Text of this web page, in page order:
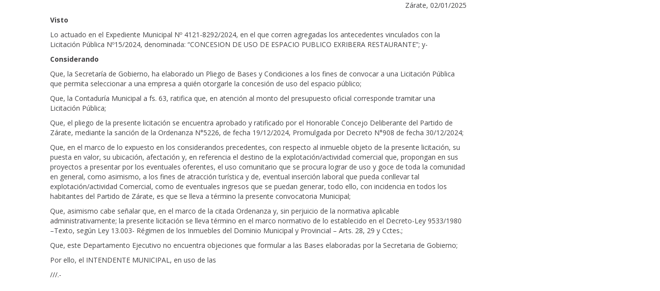
Zárate, 02/01/2025
Visto
Lo actuado en el Expediente Municipal Nº 4121-8292/2024, en el que corren agregadas los antecedentes vinculados con la
Licitación Pública Nº15/2024, denominada: “CONCESION DE USO DE ESPACIO PUBLICO EXRIBERA RESTAURANTE”; y-
Considerando
Que, la Secretaría de Gobierno, ha elaborado un Pliego de Bases y Condiciones a los fines de convocar a una Licitación Pública
que permita seleccionar a una empresa a quién otorgarle la concesión de uso del espacio público;
Que, la Contaduría Municipal a fs. 63, ratifica que, en atención al monto del presupuesto oficial corresponde tramitar una
Licitación Pública;
Que, el pliego de la presente licitación se encuentra aprobado y ratificado por el Honorable Concejo Deliberante del Partido de
Zárate, mediante la sanción de la Ordenanza N°5226, de fecha 19/12/2024, Promulgada por Decreto N°908 de fecha 30/12/2024;
Que, en el marco de lo expuesto en los considerandos precedentes, con respecto al inmueble objeto de la presente licitación, su
puesta en valor, su ubicación, afectación y, en referencia el destino de la explotación/actividad comercial que, propongan en sus
proyectos a presentar por los eventuales oferentes, el uso comunitario que se procura lograr de uso y goce de toda la comunidad
en general, como asimismo, a los fines de atracción turística y de, eventual inserción laboral que pueda conllevar tal
explotación/actividad Comercial, como de eventuales ingresos que se puedan generar, todo ello, con incidencia en todos los
habitantes del Partido de Zárate, es que se lleva a término la presente convocatoria Municipal;
Que, asimismo cabe señalar que, en el marco de la citada Ordenanza y, sin perjuicio de la normativa aplicable
administrativamente; la presente licitación se lleva término en el marco normativo de lo establecido en el Decreto-Ley 9533/1980
–Texto, según Ley 13.003- Régimen de los Inmuebles del Dominio Municipal y Provincial – Arts. 28, 29 y Cctes.;
Que, este Departamento Ejecutivo no encuentra objeciones que formular a las Bases elaboradas por la Secretaria de Gobierno;
Por ello, el INTENDENTE MUNICIPAL, en uso de las
///.-